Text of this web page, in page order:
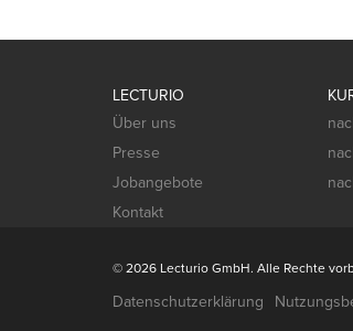
LECTURIO
Über uns
Presse
Jobangebote
Kontakt
© 2026 Lecturio GmbH. Alle Rechte
Datenschutzerklärung